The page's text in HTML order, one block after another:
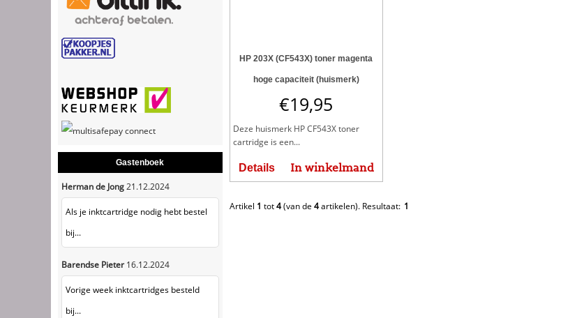
Gastenboek
Herman de Jong21.12.2024
Als je inktcartridge nodig hebt bestel
bij...
Barendse Pieter 16.12.2024
Vorige week inktcartridges besteld
bij...
HP 203X (CF543X) toner magenta
hoge capaciteit (huismerk)
€19,95
Deze huismerk HP CF543X toner
cartridge is een...
Details In winkelmand
Artikel 1 tot4(van de 4artikelen). Resultaat: 1